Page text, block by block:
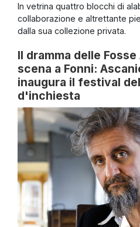
In vetrina quattro blocchi di
collaborazione e altrettante
dalla sua collezione privata.
Il dramma delle
scena a Fonni:
inaugura il festival
d'inchiesta